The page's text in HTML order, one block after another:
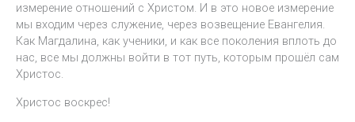
измерение отношений с Христом. И в это новое измерение
мы входим через служение, через возвещение Евангелия.
Как Магдалина, как ученики, и как все поколения вплоть до
нас, все мы должны войти в тот путь, которым прошёл сам
Христос.
Христос воскрес!